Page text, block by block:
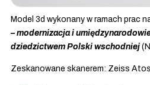
Model 3d wykonany w ramach prac
– modernizacja i
dziedzictwem Polski wschodniej
Zeskanowane skanerem: Zeiss